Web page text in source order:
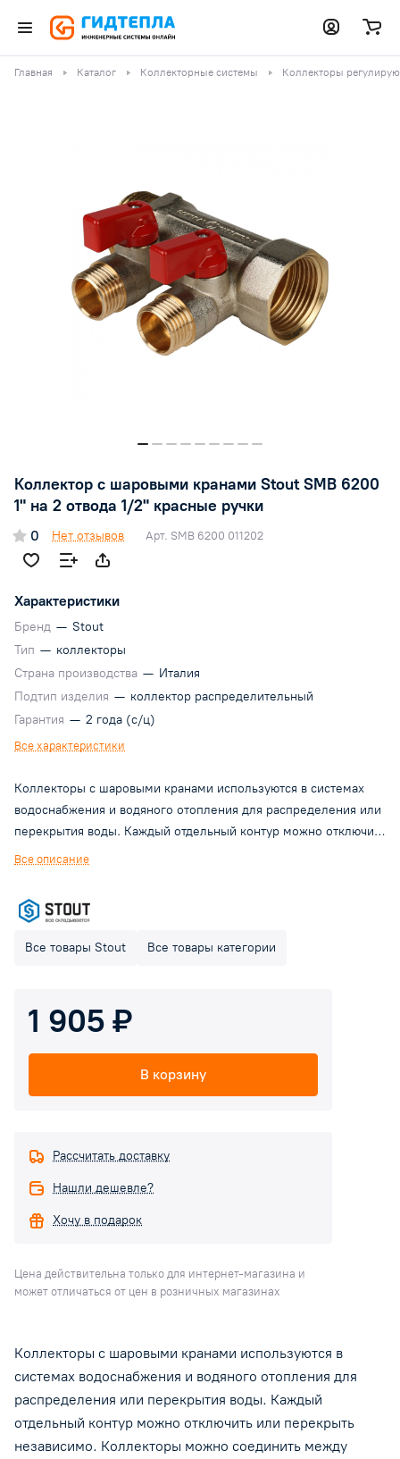
Главная Каталог Коллекторные системы Коллекторы
Коллектор с шаровыми кранами Stout SMB 6200
1" на 2 отвода 1/2" красные ручки
0 Нет отзывов Арт. SMB 6200 011202
Характеристики
Бренд — Stout
Тип — коллекторы
Страна производства — Италия
Подтип изделия — коллектор распределительный
Гарантия — 2 года (с/ц)
Все характеристики
Коллекторы с шаровыми кранами используются в системах
водоснабжения и водяного отопления для распределения или
перекрытия воды. Каждый отдельный контур можно отключить
или перекрыть независимо. Коллекторы можно соединить
Все описание
Все товары Stout Все товары категории
1 905 ₽
В корзину
Рассчитать доставку
Нашли дешевле?
Хочу в подарок
Цена действительна только для интернет-магазина и
может отличаться от цен в розничных магазинах
Коллекторы с шаровыми кранами используются в
системах водоснабжения и водяного отопления для
распределения или перекрытия воды. Каждый
отдельный контур можно отключить или перекрыть
независимо. Коллекторы можно соединить между